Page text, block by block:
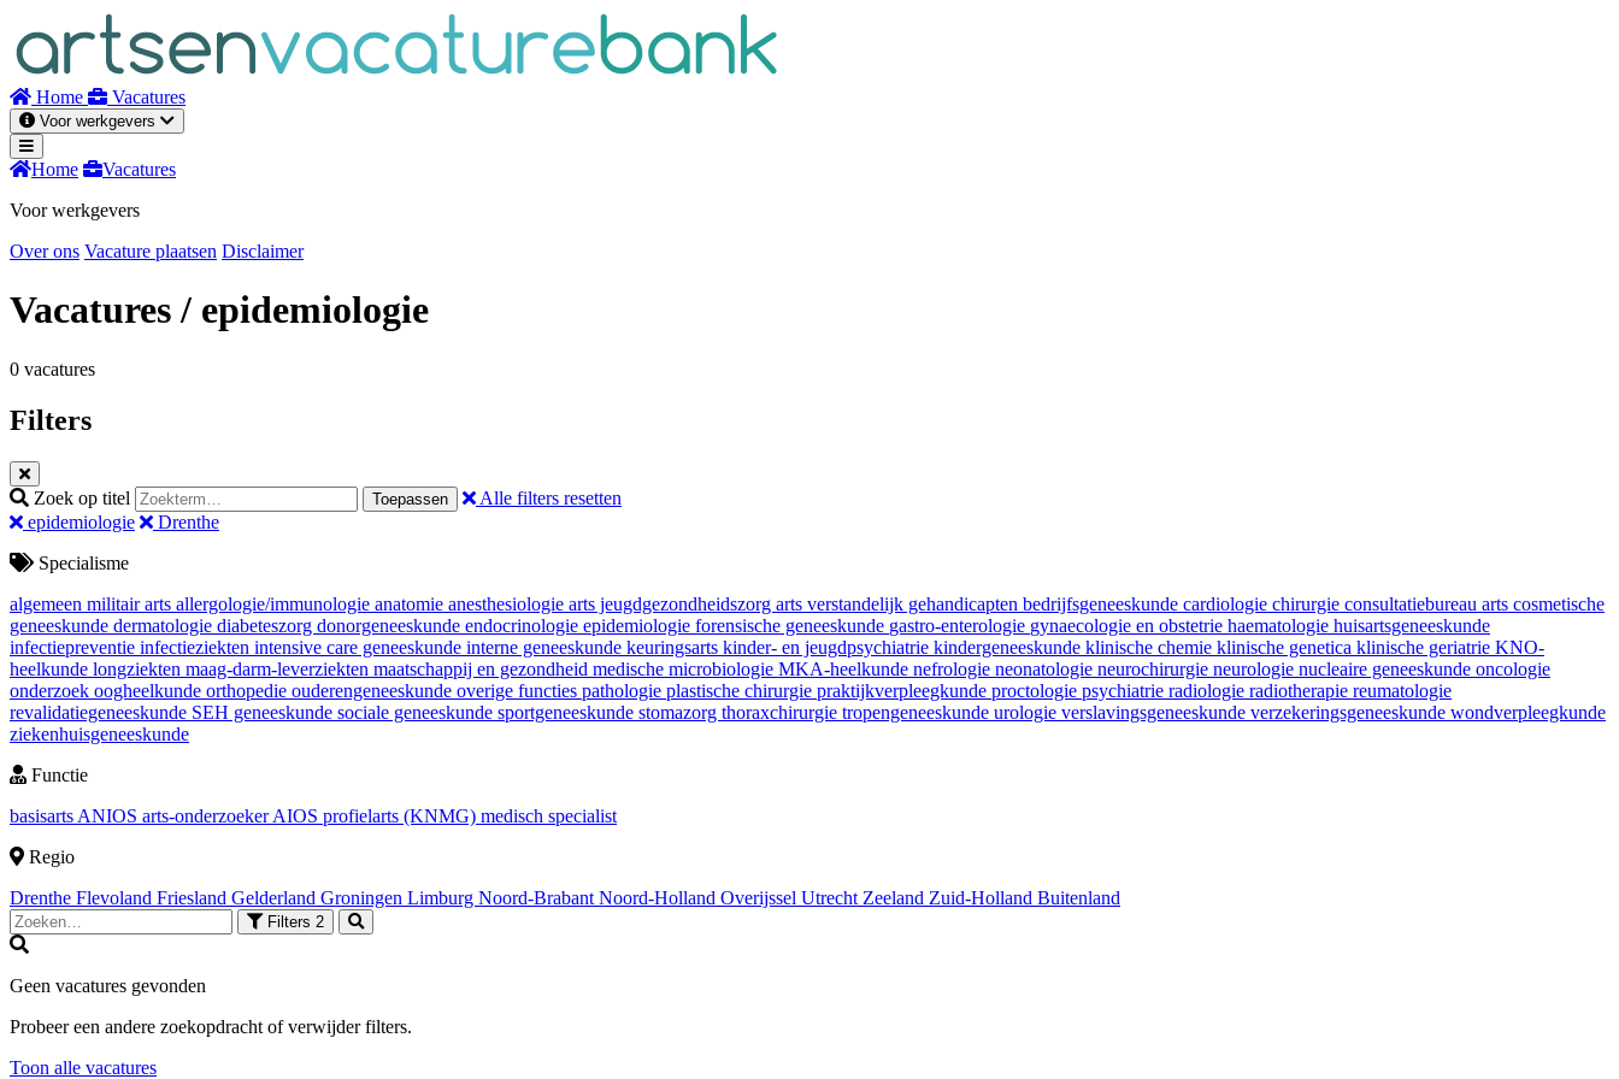
inhoud
Home Vacatures
Voor werkgevers
Home
Vacatures
Voor werkgevers
Over ons Vacature plaatsen Disclaimer
Vacatures/ epidemiologie
0 vacatures
Filters
Zoek op titel Toepassen
Alle filters resetten
epidemiologie
Drenthe
Specialisme
algemeen militair arts allergologie/immunologie anatomie anesthesiologie arts jeugdgezondheidszorg arts verstandelijk gehandicapten bedrijfsgeneeskunde cardiologie chirurgie consultatiebureau arts cosmetische
geneeskunde dermatologie diabeteszorg donorgeneeskunde endocrinologie epidemiologie forensische geneeskunde gastro-enterologie gynaecologie en obstetrie haematologie huisartsgeneeskunde
infectiepreventie infectieziekten intensive care geneeskunde interne geneeskunde keuringsarts kinder- en jeugdpsychiatrie kindergeneeskunde klinische chemie klinische genetica klinische geriatrie KNO-
heelkunde longziekten maag-darm-leverziekten maatschappij en gezondheid medische microbiologie MKA-heelkunde nefrologie neonatologie neurochirurgie neurologie nucleaire geneeskunde oncologie
onderzoek oogheelkunde orthopedie ouderengeneeskunde overige functies pathologie plastische chirurgie praktijkverpleegkunde proctologie psychiatrie radiologie radiotherapie reumatologie
revalidatiegeneeskunde SEH geneeskunde sociale geneeskunde sportgeneeskunde stomazorg thoraxchirurgie tropengeneeskunde urologie verslavingsgeneeskunde verzekeringsgeneeskunde wondverpleegkunde
ziekenhuisgeneeskunde
Functie
basisarts ANIOS arts-onderzoekerAIOS profielarts (KNMG) medisch specialist
Regio
Drenthe Flevoland Friesland Gelderland Groningen Limburg Noord-Brabant Noord-Holland Overijssel Utrecht Zeeland Zuid-Holland Buitenland
Filters 2
Geen vacatures gevonden
Probeer een andere zoekopdracht of verwijder filters.
Toon alle vacatures